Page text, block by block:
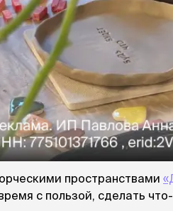
материалов
Игрушки с чипом
Интерактивные
Мыши
Мячики для кошек
Развивающие
С мятой
Текстильные
Дразнилки
Лазерные указки
На пружинке
Трек
Лизунец
пространствами
с пользой, сделать